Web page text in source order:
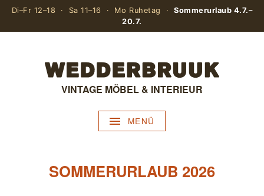
Di–Fr 12–18 · Sa 11–16 · Mo Ruhetag ·Sommerurlaub 4.7.–
20.7.
VINTAGE MÖBEL & INTERIEUR
MENÜ
SOMMERURLAUB 2026